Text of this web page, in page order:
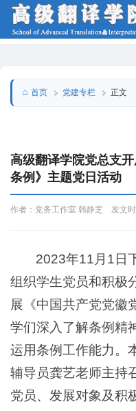
首页 党建专栏 正文
高级翻译学院党总支
条例》主题党日活动
作者：党务工作室 韩静芝 发文
2023年11月1日
组织学生党员和积极
展《中国共产党党徽
学们深入了解条例精
运用条例工作能力。
辅导员龚艺老师主持
党员、发展对象及积